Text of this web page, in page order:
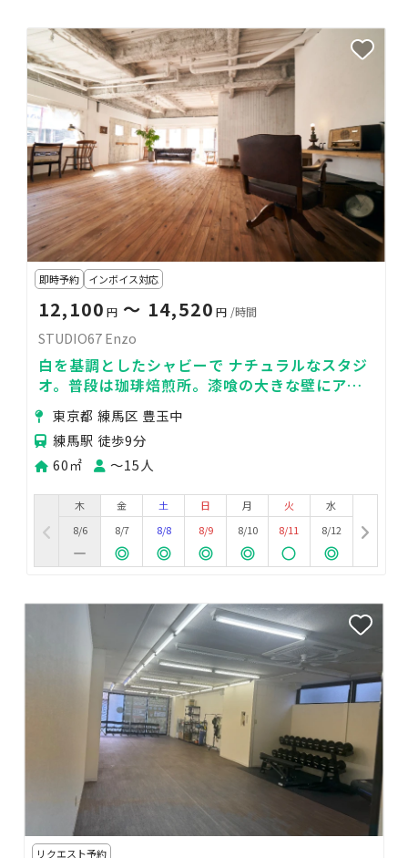
即時予約 インボイス対応
12,100 円〜 14,520 円 /時間
STUDIO67 Enzo
白を基調としたシャビーで ナチュラルなスタジ
オ。普段は珈琲焙煎所。漆喰の大きな壁にアン
ティーク家具、 優しい光が差し込みます。
東京都 練馬区 豊玉中
練馬駅 徒歩9分
60㎡
〜15人
木
8/6
金
8/7
土
8/8
日
8/9
月
8/10
火
8/11
水
8/12
リクエスト予約